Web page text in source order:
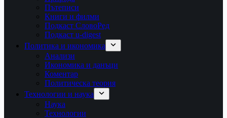
Пътеписи
Книги и филми
Подкаст СловоРед
Подкаст u-digest
Политика и икономика
Анализи
Икономика и данъци
Коментар
Политическа теория
Технологии и наука
Наука
Технологии